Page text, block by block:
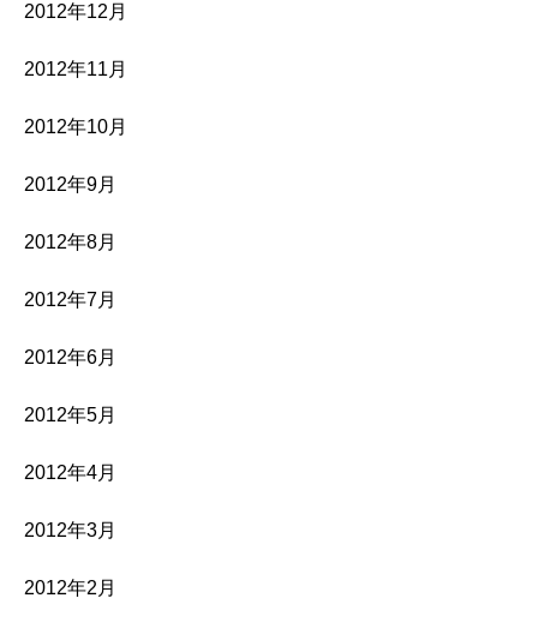
2012年12月
2012年11月
2012年10月
2012年9月
2012年8月
2012年7月
2012年6月
2012年5月
2012年4月
2012年3月
2012年2月